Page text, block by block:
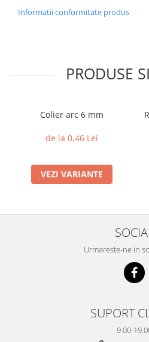
Informatii conformitate produs
PRODUSE
Colier arc 6 mm
de la 0,46 Lei
VEZI VARIANTE
Urmareste-ne in
SUPORT
9.00-